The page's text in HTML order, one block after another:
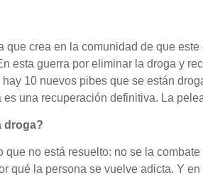
crea en la comunidad de que
esta guerra por eliminar la droga y
10 nuevos pibes que se están
una recuperación definitiva. La
droga?
no está resuelto: no se la
qué la persona se vuelve adicta. Y